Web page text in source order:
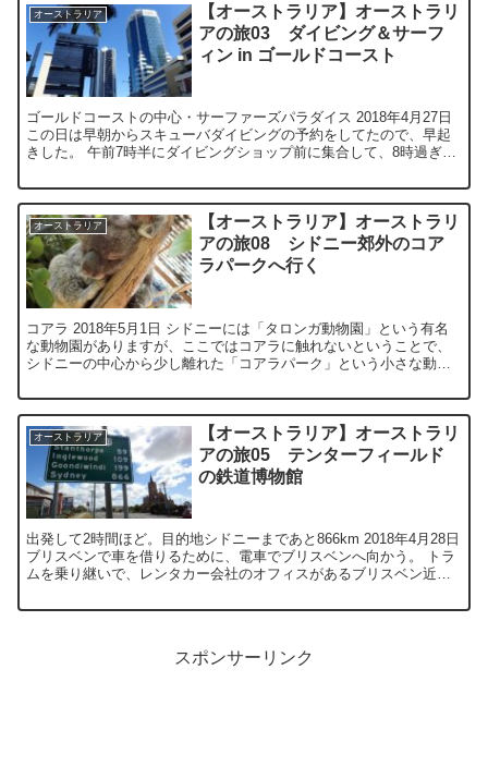
オーストラリア
【オーストラリア】オーストラリ
アの旅03 ダイビング＆サーフ
ィン in ゴールドコースト
ゴールドコーストの中心・サーファーズパラダイス 2018年4月27日
この日は早朝からスキューバダイビングの予約をしてたので、早起
きした。 午前7時半にダイビングショップ前に集合して、8時過ぎか
オーストラリア
【オーストラリア】オーストラリ
アの旅08 シドニー郊外のコア
ラパークへ行く
コアラ 2018年5月1日 シドニーには「タロンガ動物園」という有名
な動物園がありますが、ここではコアラに触れないということで、
シドニーの中心から少し離れた「コアラパーク」という小さな動物
オーストラリア
【オーストラリア】オーストラリ
アの旅05 テンターフィールド
の鉄道博物館
出発して2時間ほど。目的地シドニーまであと866km 2018年4月28日
ブリスベンで車を借りるために、電車でブリスベンへ向かう。 トラ
ムを乗り継いで、レンタカー会社のオフィスがあるブリスベン近郊
スポンサーリンク